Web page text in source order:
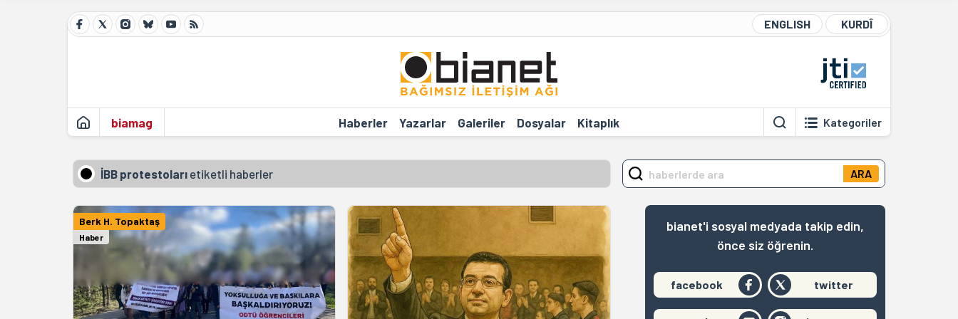
ENGLISH KURDÎ
biamag Haberler Yazarlar Galeriler Dosyalar Kitaplık Kategoriler
İBB protestoları etiketli haberler
Berk H. Topaktaş
Haber
ARA
bianet'i sosyal medyada takip edin,
önce siz öğrenin.
facebook twitter